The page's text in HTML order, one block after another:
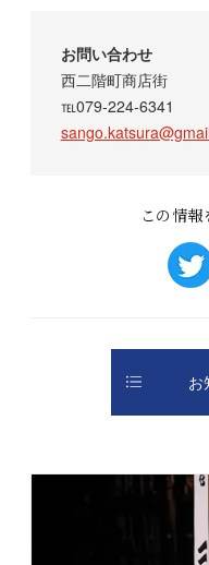
お問い合わせ
西二階町商店街
℡079-224-6341
この情
お